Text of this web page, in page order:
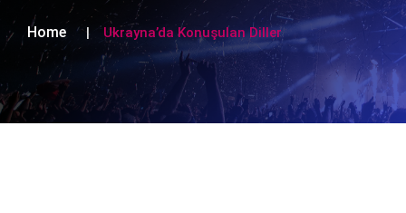
Home Ukrayna’da Konuşulan Diller